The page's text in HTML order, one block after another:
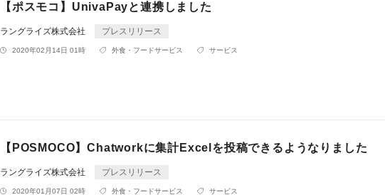
【ポスモコ】UnivaPayと連携しました
ラングライズ株式会社 プレスリリース
2020年02月14日 01時 外食・フードサービス サービス
【POSMOCO】Chatworkに集計Excelを投稿できるようなりました
ラングライズ株式会社 プレスリリース
2020年01月07日 02時 外食・フードサービス サービス